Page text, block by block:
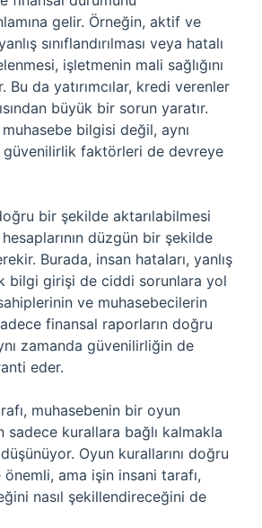
gelir. Örneğin, aktif ve
sınıflandırılması veya hatalı
işletmenin mali sağlığını
Bu da yatırımcılar, kredi verenler
büyük bir sorun yaratır.
bilgisi değil, aynı
faktörleri de devreye
bir şekilde aktarılabilmesi
düzgün bir şekilde
Burada, insan hataları, yanlış
bilgi girişi de ciddi sorunlara yol
ve muhasebecilerin
finansal raporların doğru
zamanda güvenilirliğin de
eder.
muhasebenin bir oyun
sadece kurallara bağlı kalmakla
düşünüyor. Oyun kurallarını doğru
ama işin insani tarafı,
nasıl şekillendireceğini de